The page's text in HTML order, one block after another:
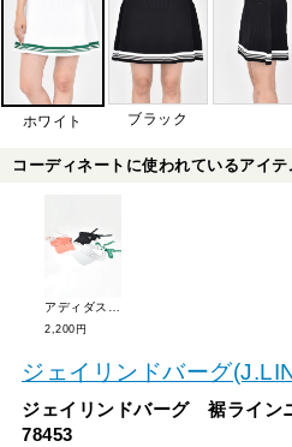
ホワイト ブラック
コーディネートに使われているアイテ
2,200円
ジェイリンドバーグ
ジェイリンドバーグ 裾ライ
78453